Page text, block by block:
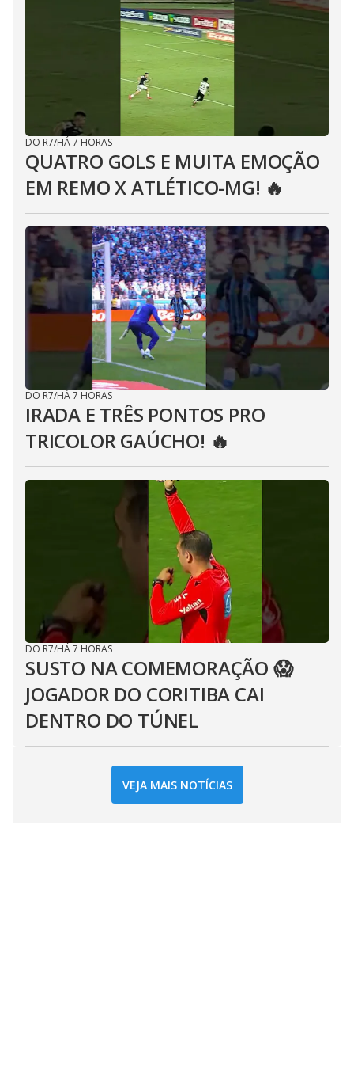
DO R7/HÁ 7 HORAS
QUATRO GOLS E MUITA EMOÇÃO
EM REMO X ATLÉTICO-MG! 🔥
DO R7/HÁ 7 HORAS
IRADA E TRÊS PONTOS PRO
TRICOLOR GAÚCHO! 🔥
DO R7/HÁ 7 HORAS
SUSTO NA COMEMORAÇÃO 😱
JOGADOR DO CORITIBA CAI
DENTRO DO TÚNEL
VEJA MAIS NOTÍCIAS